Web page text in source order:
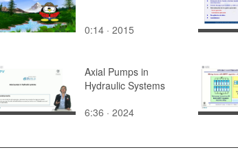
0:14 · 2015
Axial Pumps in
Hydraulic Systems
6:36 · 2024